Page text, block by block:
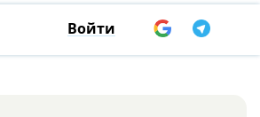
Войти